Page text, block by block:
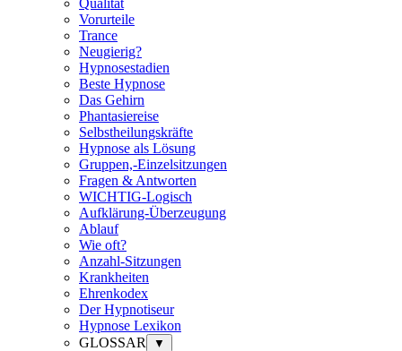
Vorurteile
Trance
Neugierig?
Hypnosestadien
Beste Hypnose
Das Gehirn
Phantasiereise
Selbstheilungskräfte
Hypnose als Lösung
Gruppen,-Einzelsitzungen
Fragen & Antworten
WICHTIG-Logisch
Aufklärung-Überzeugung
Ablauf
Wie oft?
Anzahl-Sitzungen
Krankheiten
Ehrenkodex
Der Hypnotiseur
Hypnose Lexikon
GLOSSAR
▼